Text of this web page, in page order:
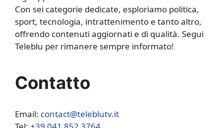
Con sei categorie dedicate, esploriamo politica,
sport, tecnologia, intrattenimento e tanto altro,
offrendo contenuti aggiornati e di qualità. Segui
Teleblu per rimanere sempre informato!
Contatto
Email: contact@teleblutv.it